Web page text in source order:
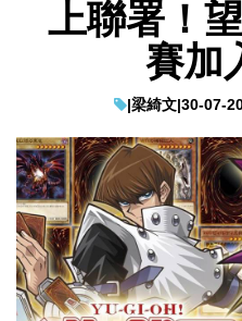
科技焦點
教學評測
EduTech
IT Times
生成式AI與雲端應用
Enterprise Digital
上聯署！
賽加
|梁綺文|30-07-